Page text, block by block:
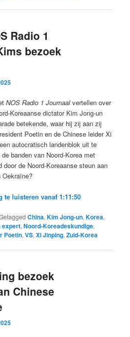
Radio 1
bezoek
NOS Radio 1 Journaalvertellen over
Koreaanse dictator Kim Jong-un
betekende, waar hij zij aan zij
Poetin en de Chinese leider Xi
autocratisch landenblok uit te
banden van Noord-Korea met
door de Noord-Koreaanse steun aan
Oekraïne?
te luisteren vanaf 1:11:50
China,Kim Jong-un,Korea,
expert,Noord-Koreadeskundige,
Poetin,VS,Xi Jinping,Zuid-Korea
bezoek
Chinese